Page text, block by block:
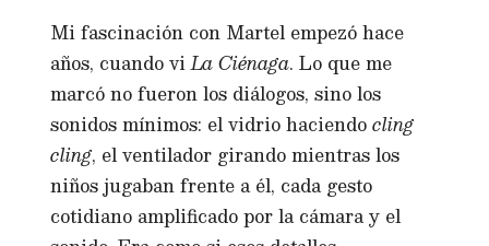
Mi fascinación con Martel empezó hace
años, cuando viLa Ciénaga. Lo que me
marcó no fueron los diálogos, sino los
sonidos mínimos: el vidrio haciendocling
cling, el ventilador girando mientras los
niños jugaban frente a él, cada gesto
cotidiano amplificado por la cámara y el